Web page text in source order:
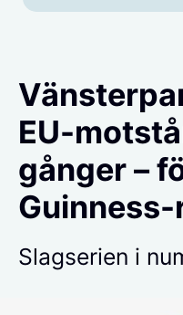
EU-
gånger –
Slagserien i